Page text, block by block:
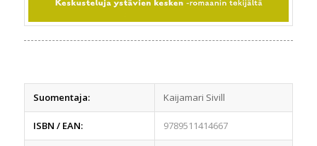
Suomentaja: Kaijamari Sivill
ISBN / EAN: 9789511414667